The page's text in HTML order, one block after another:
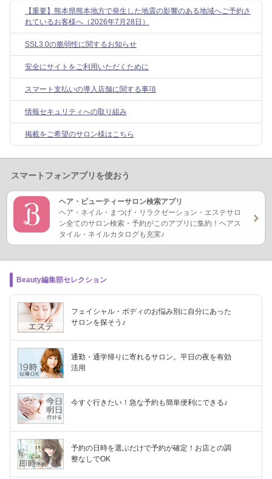
【重要】熊本県熊本地方で発生した地震の影響のある地域へご予約さ
れているお客様へ（2026年7月28日）
SSL3.0の脆弱性に関するお知らせ
安全にサイトをご利用いただくために
スマート支払いの導入店舗に関する事項
情報セキュリティへの取り組み
掲載をご希望のサロン様はこちら
スマートフォンアプリを使おう
ヘア・ビューティーサロン検索アプリ
ヘア・ネイル・まつげ・リラクゼーション・エステサロ
ン全てのサロン検索・予約がこのアプリに集約！ヘアス
タイル・ネイルカタログも充実♪
Beauty編集部セレクション
フェイシャル・ボディのお悩み別に自分にあった
サロンを探そう♪
通勤・通学帰りに寄れるサロン。平日の夜を有効
活用
今すぐ行きたい！急な予約も簡単便利にできる♪
予約の日時を選ぶだけで予約が確定！お店との調
整なしでOK